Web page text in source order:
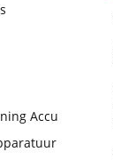
Accu